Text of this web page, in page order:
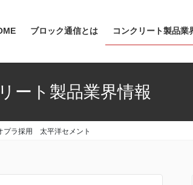
ブロック通信とは コンクリート製品業
ート製品業界情報
プラ採用 太平洋セメント